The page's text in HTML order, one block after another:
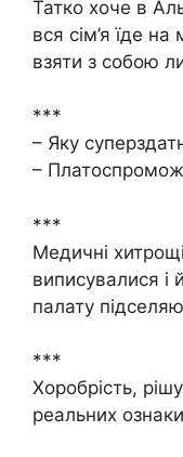
Татко хоче в
вся сім’я їде
взяти з собою
***
– Яку
–
***
Медичні
виписувалися
палату
***
Хоробрість,
реальних